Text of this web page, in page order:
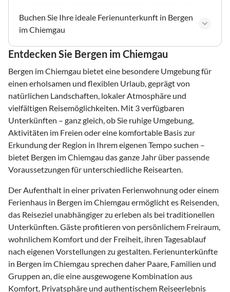
Buchen Sie Ihre ideale Ferienunterkunft in Bergen
im Chiemgau
Entdecken Sie Bergen im Chiemgau
Bergen im Chiemgau bietet eine besondere Umgebung für
einen erholsamen und flexiblen Urlaub, geprägt von
natürlichen Landschaften, lokaler Atmosphäre und
vielfältigen Reisemöglichkeiten. Mit 3 verfügbaren
Unterkünften – ganz gleich, ob Sie ruhige Umgebung,
Aktivitäten im Freien oder eine komfortable Basis zur
Erkundung der Region in Ihrem eigenen Tempo suchen –
bietet Bergen im Chiemgau das ganze Jahr über passende
Voraussetzungen für unterschiedliche Reisearten.
Der Aufenthalt in einer privaten Ferienwohnung oder einem
Ferienhaus in Bergen im Chiemgau ermöglicht es Reisenden,
das Reiseziel unabhängiger zu erleben als bei traditionellen
Unterkünften. Gäste profitieren von persönlichem Freiraum,
wohnlichem Komfort und der Freiheit, ihren Tagesablauf
nach eigenen Vorstellungen zu gestalten. Ferienunterkünfte
in Bergen im Chiemgau sprechen daher Paare, Familien und
Gruppen an, die eine ausgewogene Kombination aus
Komfort, Privatsphäre und authentischem Reiseerlebnis